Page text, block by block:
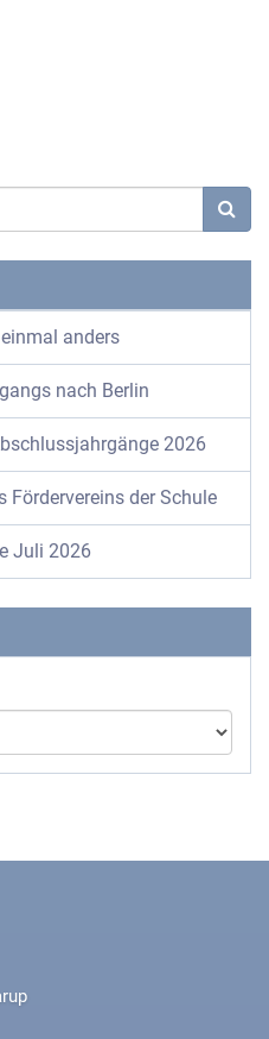
anders
nach Berlin
2026
der Schule
Juli 2026